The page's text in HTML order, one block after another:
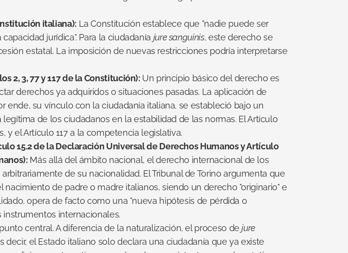
italiana): La Constitución establece que "nadie puede ser
jurídica". Para la ciudadanía jure sanguinis, este derecho se
estatal. La imposición de nuevas restricciones podría interpretarse
2, 3, 77 y 117 de la Constitución): Un principio básico del derecho es
derechos ya adquiridos o situaciones pasadas. La aplicación de
ende, su vínculo con la ciudadanía italiana, se estableció bajo un
de los ciudadanos en la estabilidad de las normas. El Artículo
y el Artículo 117 a la competencia legislativa.
15.2 de la Declaración Universal de Derechos Humanos y Artículo
Más allá del ámbito nacional, el derecho internacional de los
de su nacionalidad. El Tribunal de Torino argumenta que
de padre o madre italianos, siendo un derecho "originario" e
opera de facto como una "nueva hipótesis de pérdida o
instrumentos internacionales.
central. A diferencia de la naturalización, el proceso de jure
decir, el Estado italiano solo declara una ciudadanía que ya existe